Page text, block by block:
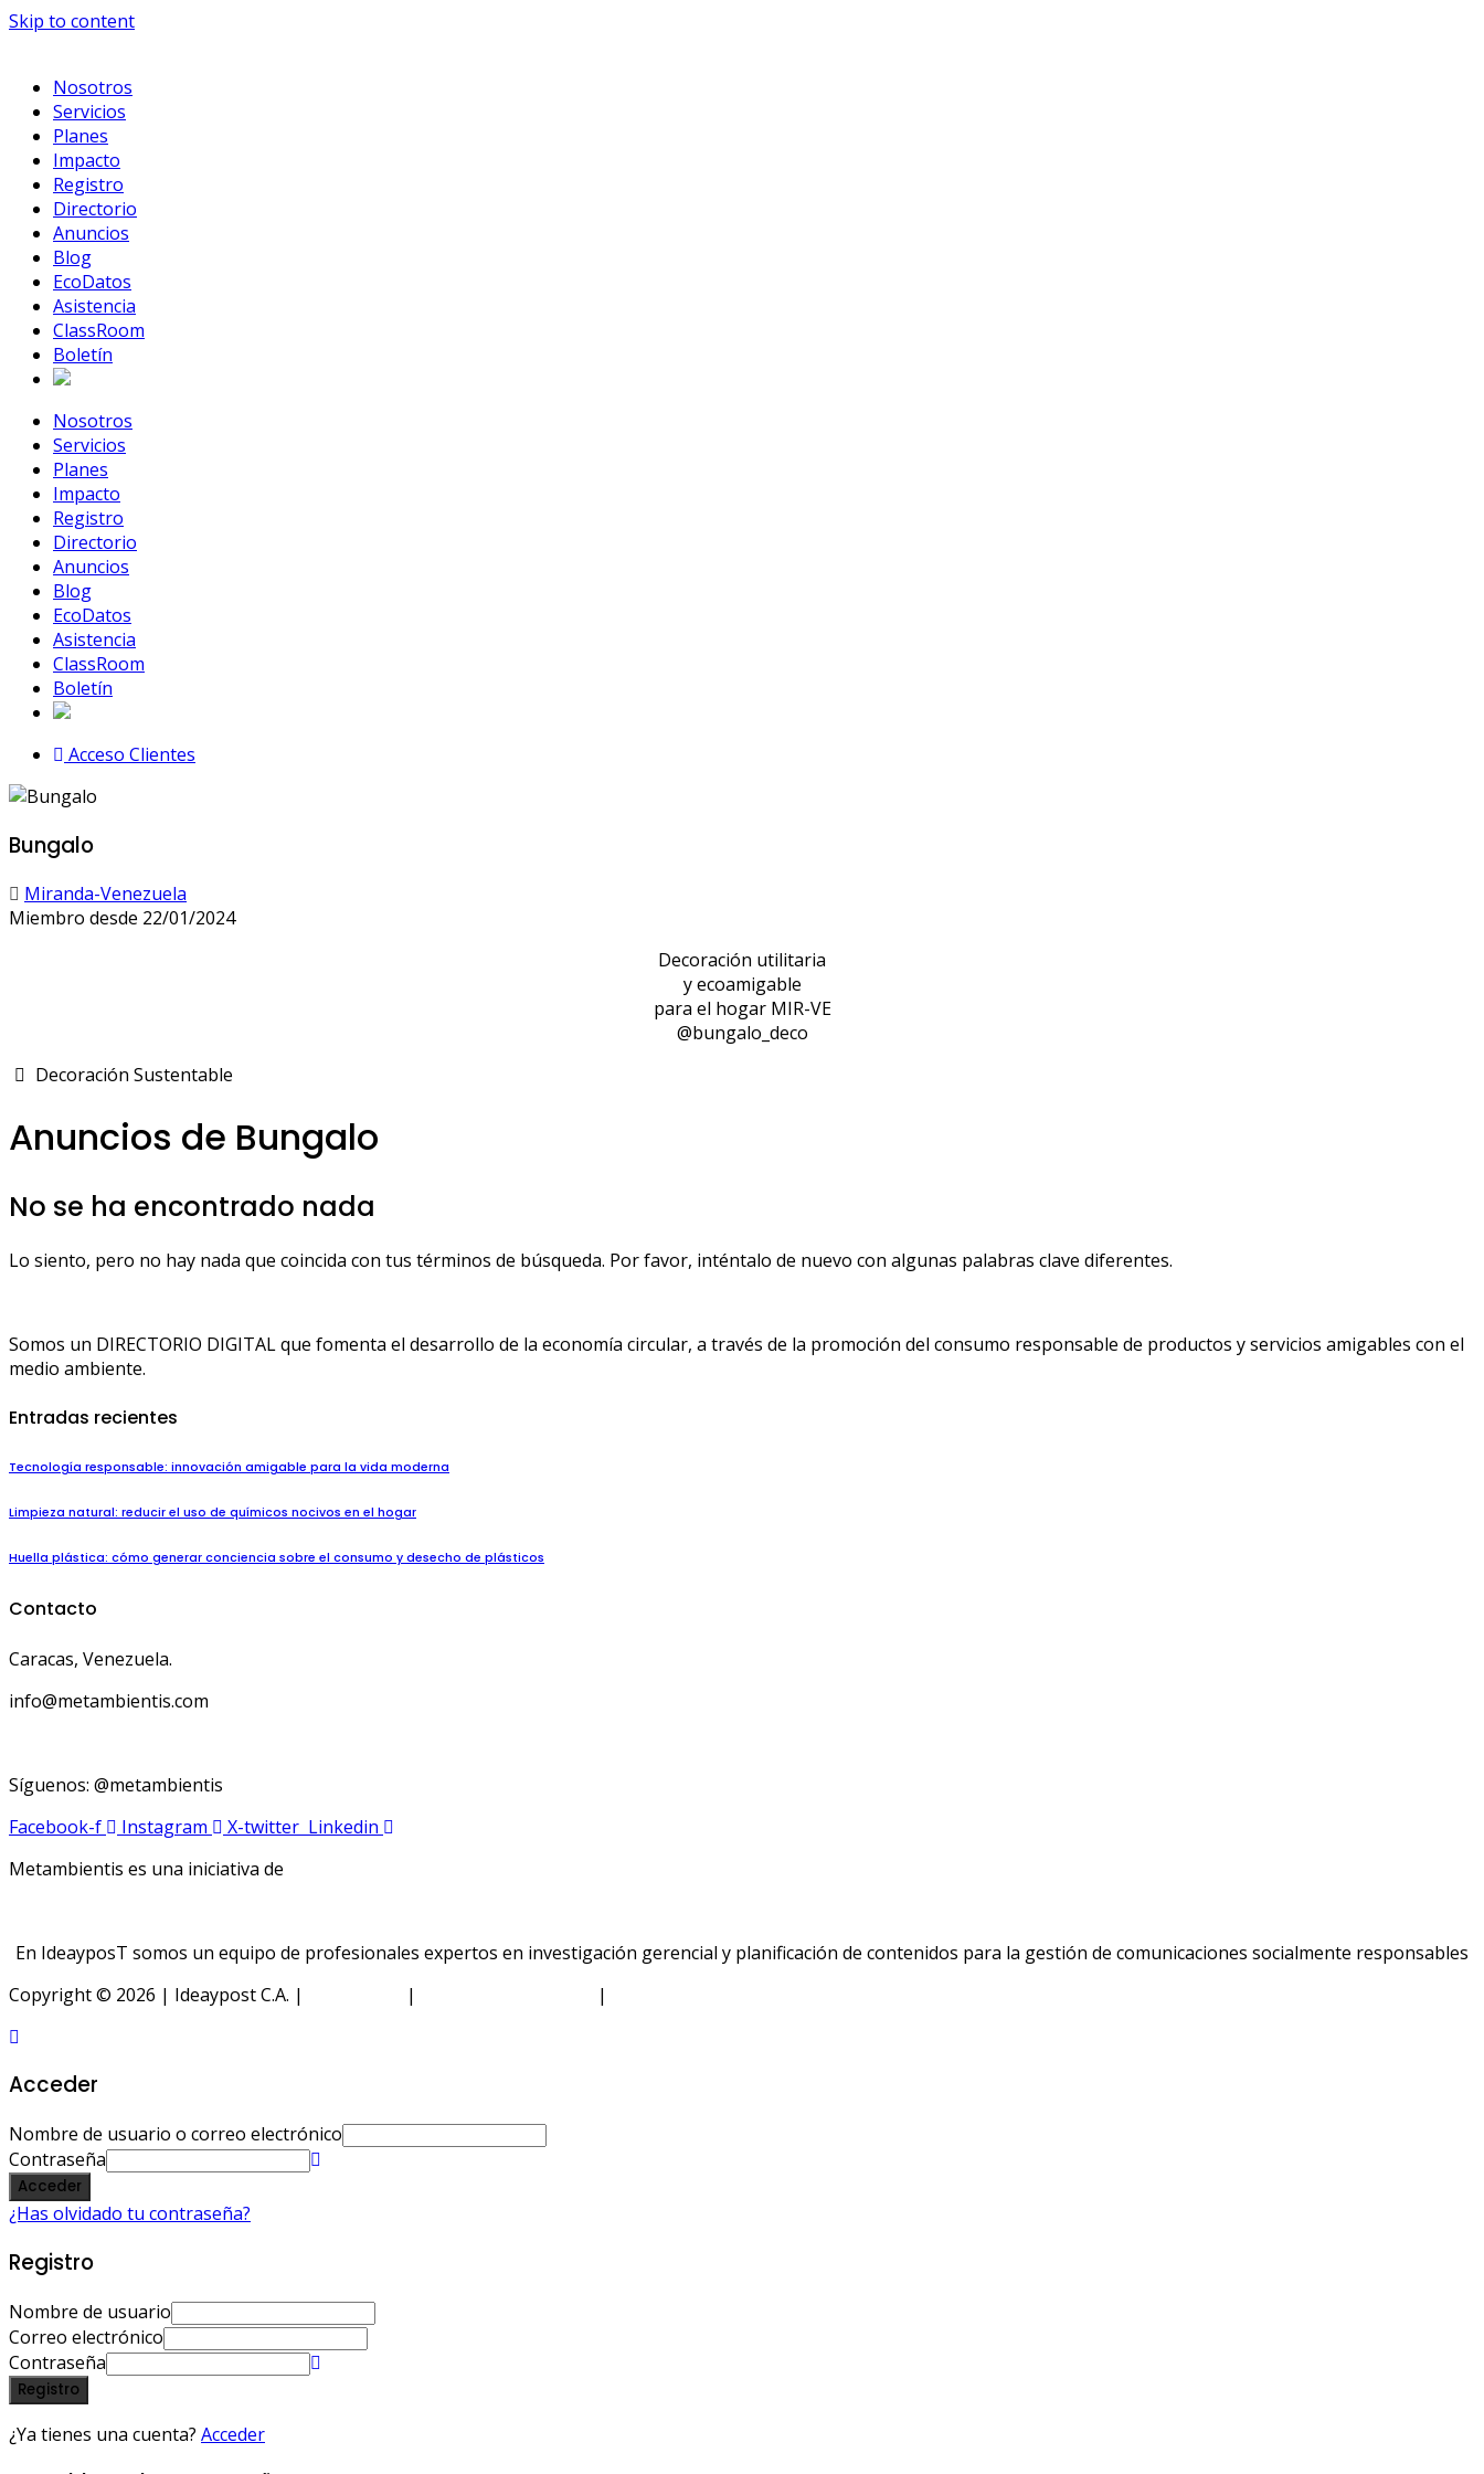
Skip to content
Nosotros
Servicios
Planes
Impacto
Registro
Directorio
Anuncios
Blog
EcoDatos
Asistencia
ClassRoom
Boletín
Nosotros
Servicios
Planes
Impacto
Registro
Directorio
Anuncios
Blog
EcoDatos
Asistencia
ClassRoom
Boletín
Acceso Clientes
Bungalo
Miranda-Venezuela
Miembro desde 22/01/2024
Decoración utilitaria
y ecoamigable
para el hogar MIR-VE
@bungalo_deco
Decoración Sustentable
Anuncios de Bungalo
No se ha encontrado nada
Lo siento, pero no hay nada que coincida con tus términos de búsqueda. Por favor, inténtalo de nuevo con algunas palabras clave diferentes.
Somos un DIRECTORIO DIGITAL que fomenta el desarrollo de la economía circular, a través de la promoción del consumo responsable de productos y servicios amigables con el
medio ambiente.
Entradas recientes
Tecnología responsable: innovación amigable para la vida moderna
Limpieza natural: reducir el uso de químicos nocivos en el hogar
Huella plástica: cómo generar conciencia sobre el consumo y desecho de plásticos
Contacto
Caracas, Venezuela.
info@metambientis.com
Síguenos: @metambientis
Facebook-f
Instagram X-twitter Linkedin
Metambientis es una iniciativa de
En IdeayposT somos un equipo de profesionales expertos en investigación gerencial y planificación de contenidos para la gestión de comunicaciones socialmente responsables
Copyright © 2026 | Ideaypost C.A. |
| |
Acceder
Nombre de usuario o correo electrónico
Contraseña
Acceder
¿Has olvidado tu contraseña?
Registro
Nombre de usuario
Correo electrónico
Contraseña
Registro
¿Ya tienes una cuenta? Acceder